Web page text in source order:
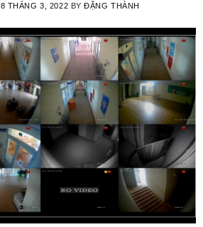
8 THÁNG 3, 2022 BYĐẶNG THÀNH